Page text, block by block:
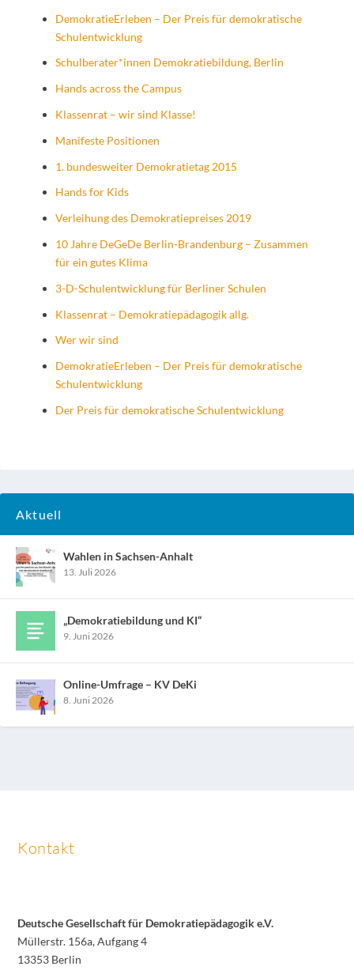
DemokratieErleben – Der Preis für demokratische
Schulentwicklung
Schulberater*innen Demokratiebildung, Berlin
Hands across the Campus
Klassenrat – wir sind Klasse!
Manifeste Positionen
1. bundesweiter Demokratietag 2015
Hands for Kids
Verleihung des Demokratiepreises 2019
10 Jahre DeGeDe Berlin-Brandenburg – Zusammen
für ein gutes Klima
3-D-Schulentwicklung für Berliner Schulen
Klassenrat – Demokratiepädagogik allg.
Wer wir sind
DemokratieErleben – Der Preis für demokratische
Schulentwicklung
Der Preis für demokratische Schulentwicklung
Aktuell
Wahlen in Sachsen-Anhalt
13. Juli 2026
„Demokratiebildung und KI“
9. Juni 2026
Online-Umfrage – KV DeKi
8. Juni 2026
Kontakt
Deutsche Gesellschaft für Demokratiepädagogik e.V.
Müllerstr. 156a, Aufgang 4
13353 Berlin